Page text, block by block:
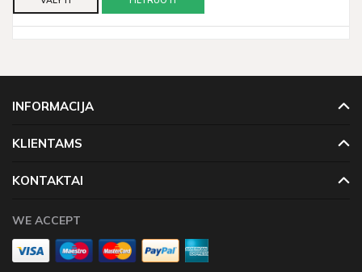
INFORMACIJA
KLIENTAMS
KONTAKTAI
WE ACCEPT